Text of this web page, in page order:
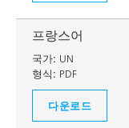
프랑스어
국가: UN
형식: PDF
다운로드